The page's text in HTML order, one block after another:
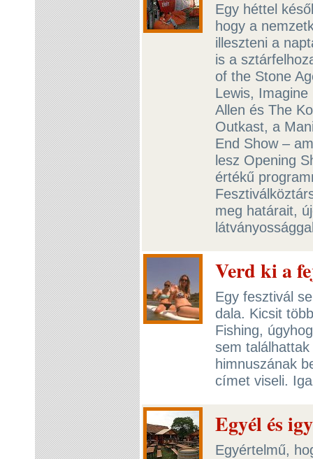
Egy héttel
hogy a
illeszteni a
is a
of the Stone
Lewis,
Allen és The
Outkast, a
End Show –
lesz Opening
értékű
meg határait,
Verd ki a
Egy fesztivál
dala. Kicsit
Fishing,
sem
himnuszának
címet viseli.
Egyél és
Egyértelmű,